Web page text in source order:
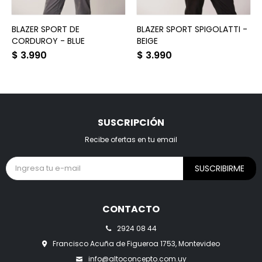
BLAZER SPORT DE
CORDUROY - BLUE
$ 3.990
BLAZER SPORT SPIGOLATTI -
BEIGE
$ 3.990
CONTACTO
2924 08 44
Francisco Acuña de Figueroa 1753, Montevideo
info@altoconcepto.com.uy
SUSCRIPCIÓN
Recibe ofertas en tu email
SUSCRIBIRME